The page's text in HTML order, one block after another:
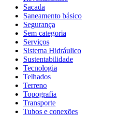
Sacada
Saneamento básico
Segurança
Sem categoria
Serviços
Sistema Hidráulico
Sustentabilidade
Tecnologia
Telhados
Terreno
Topografia
Transporte
Tubos e conexões